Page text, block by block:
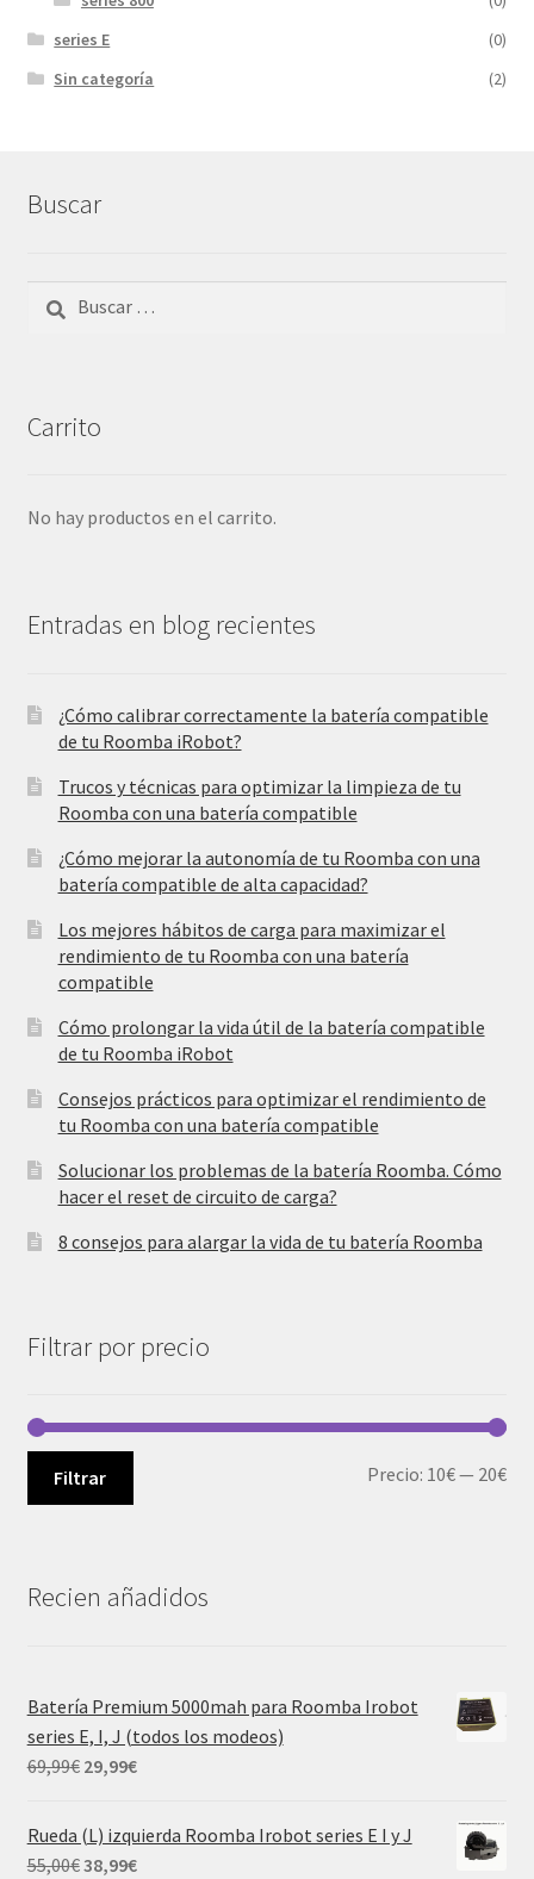
series E
(0)
Sin categoría
(2)
Buscar
Carrito
No hay productos en el carrito.
Entradas en blog recientes
¿Cómo calibrar correctamente la batería compatible
de tu Roomba iRobot?
Trucos y técnicas para optimizar la limpieza de tu
Roomba con una batería compatible
¿Cómo mejorar la autonomía de tu Roomba con una
batería compatible de alta capacidad?
Los mejores hábitos de carga para maximizar el
rendimiento de tu Roomba con una batería
compatible
Cómo prolongar la vida útil de la batería compatible
de tu Roomba iRobot
Consejos prácticos para optimizar el rendimiento de
tu Roomba con una batería compatible
Solucionar los problemas de la batería Roomba. Cómo
hacer el reset de circuito de carga?
8 consejos para alargar la vida de tu batería Roomba
Filtrar por precio
Filtrar Precio: 10€— 20€
Recien añadidos
Batería Premium 5000mah para Roomba Irobot
series E, I, J (todos los modeos)
69,99€ El
original
era:
29,99€El
actual
es:
Rueda (L) izquierda Roomba Irobot series E I y J
55,00€El
38,99€El